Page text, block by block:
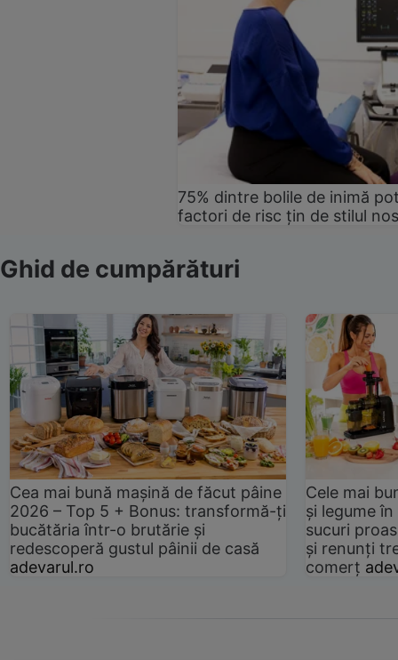
75% dintre bolile de inimă
factori de risc țin de stilul
Ghid de cumpărături
Cea mai bună mașină de făcut pâine
2026 – Top 5 + Bonus: transformă-ți
bucătăria într-o brutărie și
redescoperă gustul pâinii de casă
adevarul.ro
Cele mai
și legume
sucuri
și renunți
comerț